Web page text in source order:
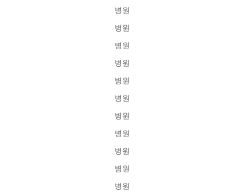
병원
병원
병원
병원
병원
병원
병원
병원
병원
병원
병원